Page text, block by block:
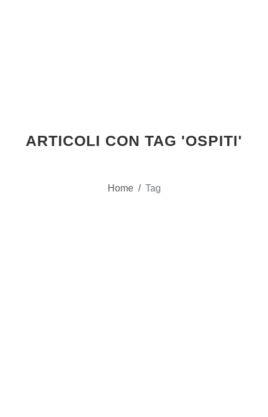
ARTICOLI CON TAG 'OSPITI'
Home / Tag